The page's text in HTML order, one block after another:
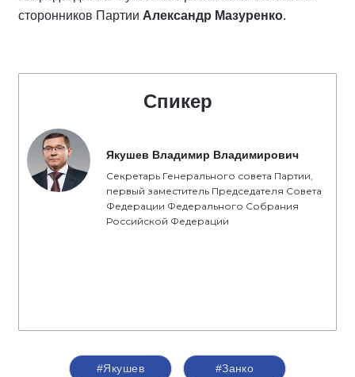
сторонников Партии Александр Мазуренко.
Спикер
Якушев Владимир Владимирович
Секретарь Генерального совета Партии,
первый заместитель Председателя Совета
Федерации Федерального Собрания
Российской Федерации
#Якушев #Занко